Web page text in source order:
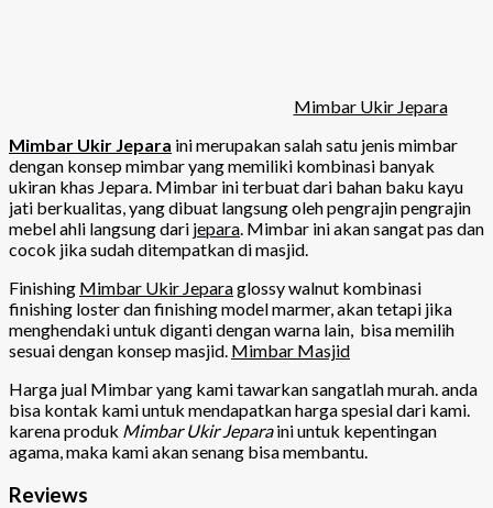
Mimbar Ukir Jepara
Mimbar Ukir Jepara ini merupakan salah satu jenis mimbar
dengan konsep mimbar yang memiliki kombinasi banyak
ukiran khas Jepara. Mimbar ini terbuat dari bahan baku kayu
jati berkualitas, yang dibuat langsung oleh pengrajin pengrajin
mebel ahli langsung dari jepara. Mimbar ini akan sangat pas dan
cocok jika sudah ditempatkan di masjid.
Finishing Mimbar Ukir Jeparaglossy walnut kombinasi
finishing loster dan finishing model marmer, akan tetapi jika
menghendaki untuk diganti dengan warna lain, bisa memilih
sesuai dengan konsep masjid. Mimbar Masjid
Harga jual Mimbar yang kami tawarkan sangatlah murah. anda
bisa kontak kami untuk mendapatkan harga spesial dari kami.
karena produk Mimbar Ukir Jeparaini untuk kepentingan
agama, maka kami akan senang bisa membantu.
Reviews